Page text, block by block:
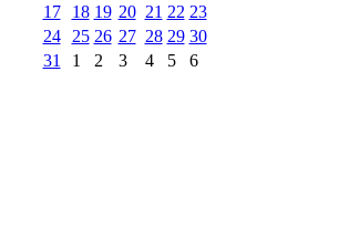
17
18 19 20 21 22 23
24
25 26 27 28 29 30
31
1 2 3 4 5 6